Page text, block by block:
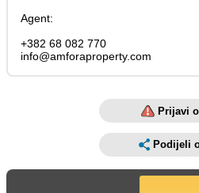
Agent:
+382 68 082 770
info@amforaproperty.com
Prijavi
Podijeli